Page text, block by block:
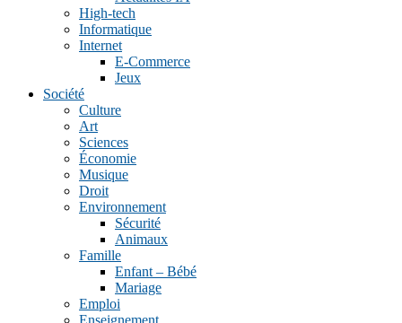
High-tech
Informatique
Internet
E-Commerce
Jeux
Société
Culture
Art
Sciences
Économie
Musique
Droit
Environnement
Sécurité
Animaux
Famille
Enfant – Bébé
Mariage
Emploi